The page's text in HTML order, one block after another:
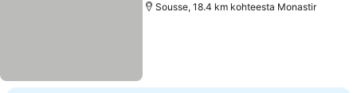
Sousse, 18.4 km kohteesta Monastir